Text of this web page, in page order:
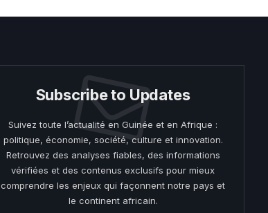
Subscribe to Updates
Suivez toute l’actualité en Guinée et en Afrique :
politique, économie, société, culture et innovation.
Retrouvez des analyses fiables, des informations
vérifiées et des contenus exclusifs pour mieux
comprendre les enjeux qui façonnent notre pays et
le continent africain.